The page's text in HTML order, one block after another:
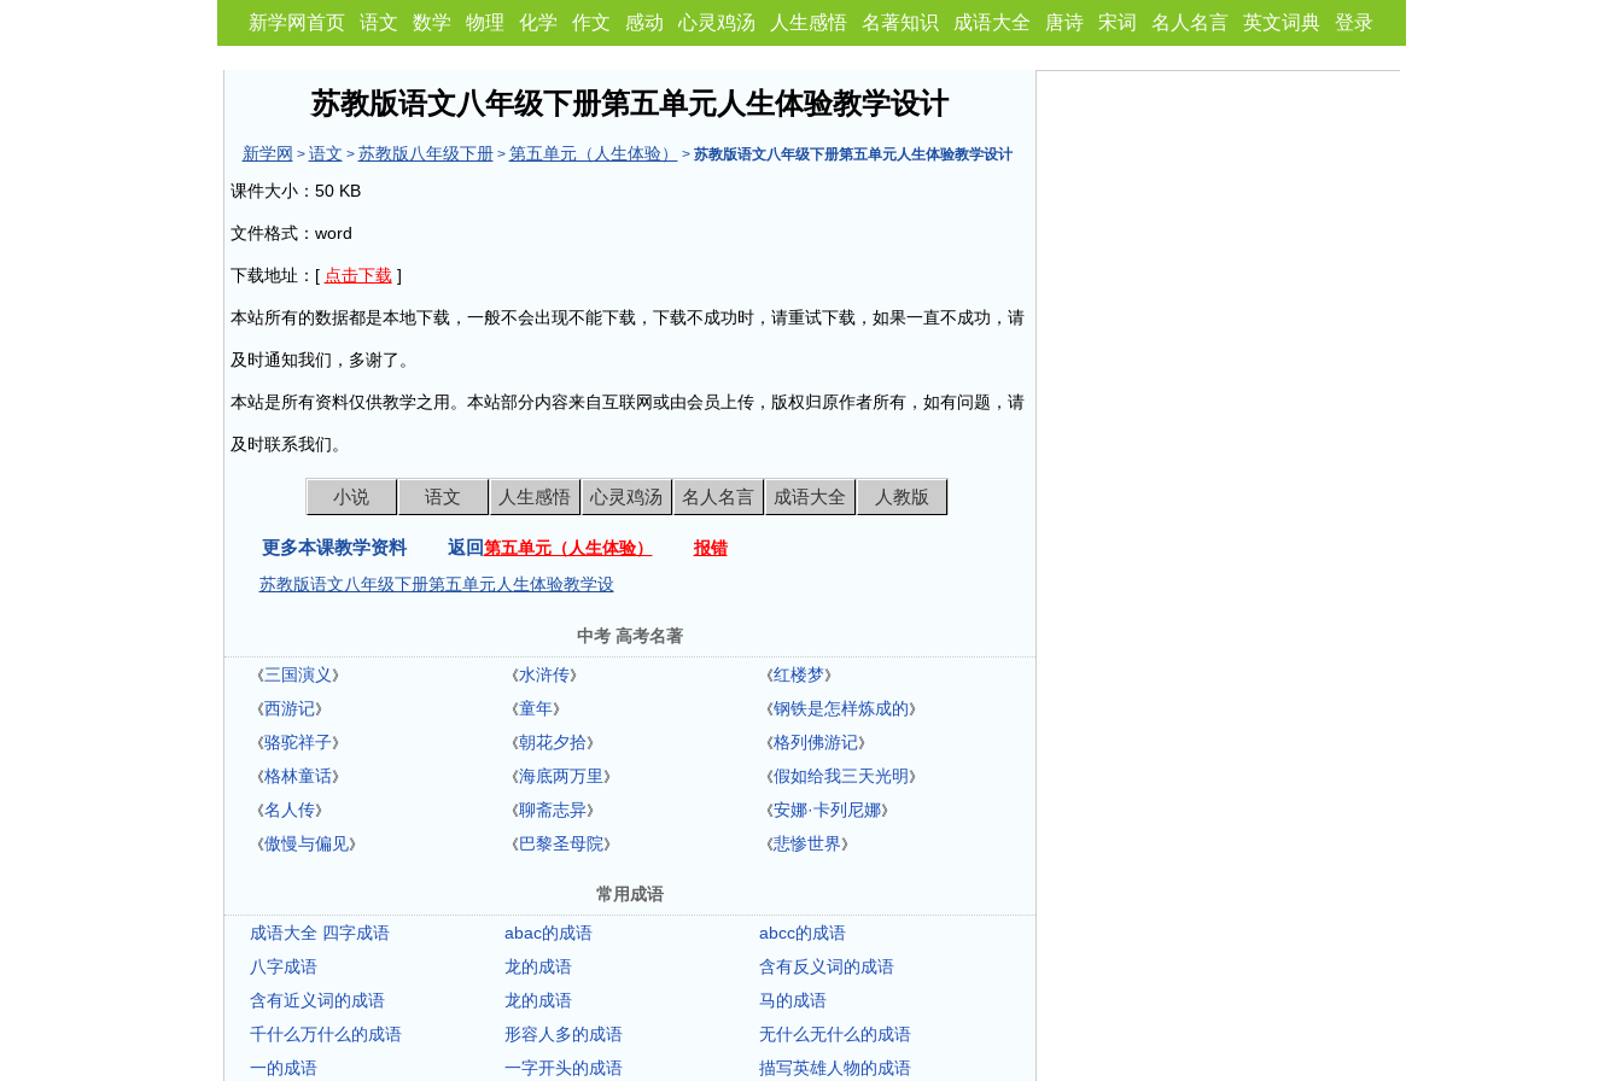
新学网首页 语文 数学 物理 化学 作文 感动 心灵鸡汤 人生感悟 名著知识 成语大全 唐诗 宋词 名人名言 英文词典 登录
苏教版语文八年级下册第五单元人生体验教学设计
新学网 > 语文 > 苏教版八年级下册> 第五单元（人生体验） > 苏教版语文八年级下册第五单元人生体验教学设计
课件大小：50 KB
文件格式：word
下载地址：[ 点击下载 ]
本站所有的数据都是本地下载，一般不会出现不能下载，下载不成功时，请重试下载，如果一直不成功，请
及时通知我们，多谢了。
本站是所有资料仅供教学之用。本站部分内容来自互联网或由会员上传，版权归原作者所有，如有问题，请
及时联系我们。
小说 语文 人生感悟 心灵鸡汤 名人名言 成语大全 人教版
更多本课教学资料 返回第五单元（人生体验）
报错
苏教版语文八年级下册第五单元人生体验教学设
中考 高考名著
《三国演义 》 《水浒传》 《红楼梦》
《西游记》 《童年》 《钢铁是怎样炼成的》
《骆驼祥子》 《朝花夕拾》 《格列佛游记》
《格林童话》 《海底两万里 》 《假如给我三天光明 》
《名人传》 《聊斋志异》 《安娜·卡列尼娜》
《傲慢与偏见》 《巴黎圣母院》 《悲惨世界》
常用成语
成语大全 四字成语
abac的成语
abcc的成语
八字成语
龙的成语
含有反义词的成语
含有近义词的成语
龙的成语
马的成语
千什么万什么的成语
形容人多的成语
无什么无什么的成语
一的成语
一字开头的成语 描写英雄人物的成语